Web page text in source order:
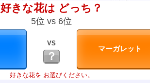
好きな花は どっち？
5位 vs 6位
VS
？
好きな花を お選びください。